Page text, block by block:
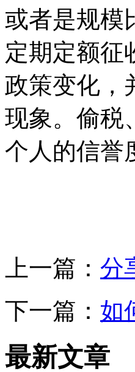
或者是规模
定期定额征
政策变化，
现象。偷税
个人的信誉
上一篇： 分
下一篇： 如
最新文章